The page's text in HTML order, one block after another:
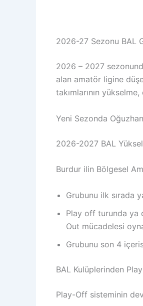
2026-27 Sezonu BAL
2026 – 2027
alan amatör ligine
takımlarının
Yeni Sezonda
2026-2027 BAL
Burdur ilin Bölgesel
Grubunu ilk sırada
Play off turunda ya
Out mücadelesi
Grubunu son 4
BAL Kulüplerinden
Play-Off sisteminin